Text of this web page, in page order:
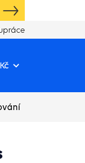
dárky k vybraným